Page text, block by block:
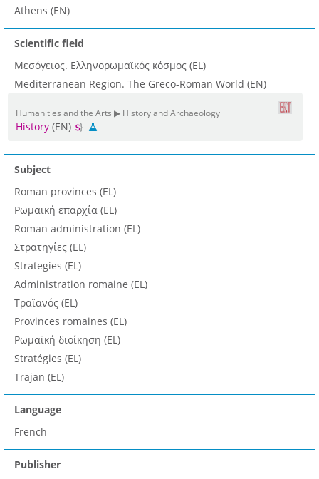
Athens (EN)
Scientific field
Μεσόγειος. Ελληνορωμαϊκός κόσμος (EL)
Mediterranean Region. The Greco-Roman World (EN)
Humanities and the Arts ▶ History and Archaeology
History (EN)
Subject
Roman provinces (EL)
Ρωμαϊκή επαρχία (EL)
Roman administration (EL)
Στρατηγίες (EL)
Strategies (EL)
Administration romaine (EL)
Τραϊανός (EL)
Provinces romaines (EL)
Ρωμαϊκή διοίκηση (EL)
Stratégies (EL)
Trajan (EL)
Language
French
Publisher